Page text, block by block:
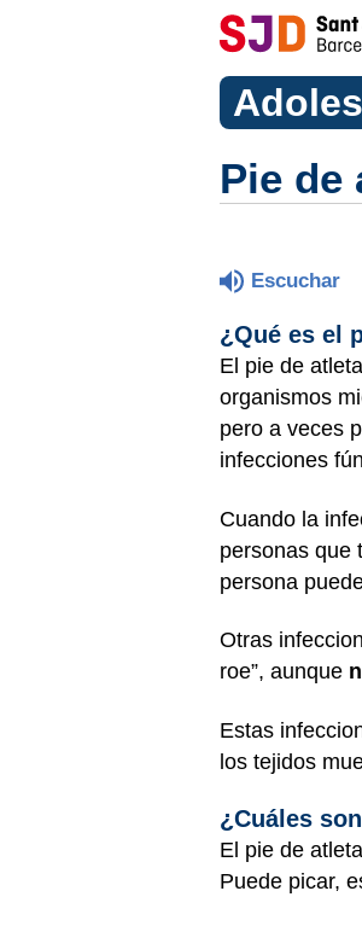
Pie de
Escuchar
¿Qué es el
El pie de
organismos
pero a veces
infecciones
Cuando la
personas que
persona
Otras
roe”, aunque
Estas
los tejidos
¿Cuáles
El pie de
Puede picar,